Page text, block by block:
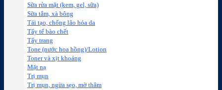
Sữa rửa mặt (kem, gel, sữa)
Sữa tắm, xà bông
Tái tạo, chống lão hóa da
Tẩy tế bào chết
Tẩy trang
Tone (nước hoa hồng)/Lotion
Toner và xịt khoáng
Mặt nạ
Trị mụn
Trị mụn, ngừa sẹo, mờ thâm